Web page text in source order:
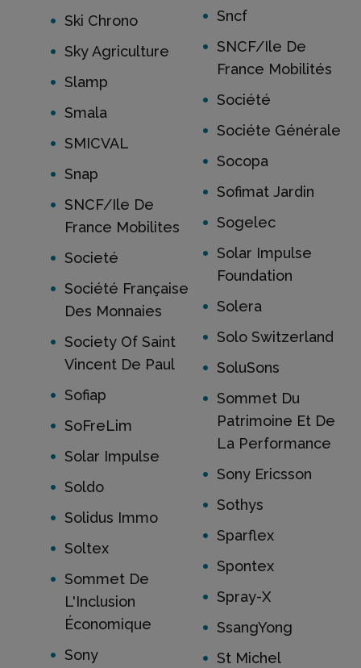
Ski Chrono
Sky Agriculture
Slamp
Smala
SMICVAL
Snap
SNCF/Ile De
France Mobilites
Societé
Société Française
Des Monnaies
Society Of Saint
Vincent De Paul
Sofiap
SoFreLim
Solar Impulse
Soldo
Solidus Immo
Soltex
Sommet De
L'Inclusion
Économique
Sony
Sncf
SNCF/Ile De
France Mobilités
Société
Sociéte Générale
Socopa
Sofimat Jardin
Sogelec
Solar Impulse
Foundation
Solera
Solo Switzerland
SoluSons
Sommet Du
Patrimoine Et De
La Performance
Sony Ericsson
Sothys
Sparflex
Spontex
Spray-X
SsangYong
St Michel